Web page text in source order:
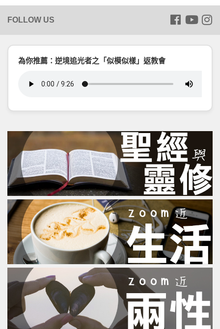
為你推薦：逆境追光者之「似模似樣」返教會